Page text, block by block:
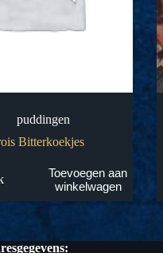
puddingen
Bitterkoekjes
Toevoegen aan
winkelwagen